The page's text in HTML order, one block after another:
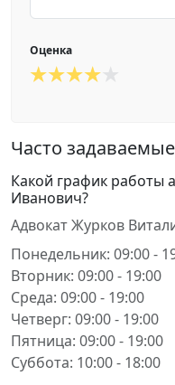
Оценка
Часто
Какой график работы
Иванович?
Адвокат Журков
Понедельник: 09:00 -
Вторник: 09:00 - 19:00
Среда: 09:00 - 19:00
Четверг: 09:00 - 19:00
Пятница: 09:00 - 19:00
Суббота: 10:00 - 18:00